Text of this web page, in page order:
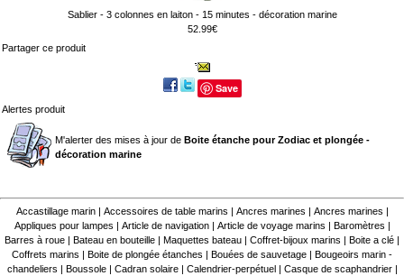
Sablier - 3 colonnes en laiton - 15 minutes - décoration marine
52.99€
Partager ce produit
Save
Alertes produit
M'alerter des mises à jour de Boite étanche pour Zodiac et plongée -
décoration marine
Accastillage marin| Accessoires de table marins Ancres marines Ancres marines
Appliques pour lampes
Article de navigation| Article de voyage marins Baromètres
Barres à roue
Bateau en bouteille Maquettes bateau Coffret-bijoux marins Boite a clé
Coffrets marins
Boite de plongée étanches Bouées de sauvetage
Bougeoirs marin -
chandeliers
Boussole| Cadran solaire| Calendrier-perpétuel Casque de scaphandrier|